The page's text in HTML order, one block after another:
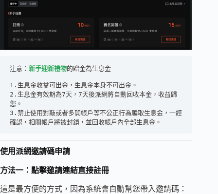
注意： 新手迎新禮物的贈金為生息金
1.生息金收益可出金，生息金本身不可出金。
2.生息金有效期為7天，7天後派網將自動回收本金，收益歸
您。
3.禁止使用對敲或者多開帳戶等不公正行為騙取生息金，一經
確認，相關帳戶將被封鎖，並回收帳戶內全部生息金。
使用派網邀請碼申請
方法一：點擊邀請連結直接註冊
這是最方便的方式，因為系統會自動幫您帶入邀請碼：